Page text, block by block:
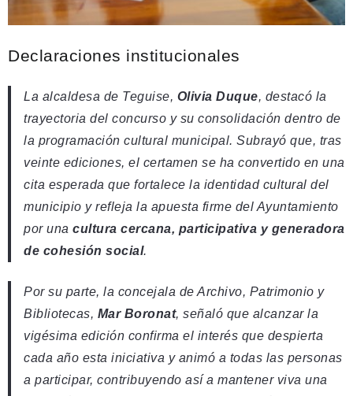
Declaraciones institucionales
La alcaldesa de Teguise, Olivia Duque, destacó la
trayectoria del concurso y su consolidación dentro de
la programación cultural municipal. Subrayó que, tras
veinte ediciones, el certamen se ha convertido en una
cita esperada que fortalece la identidad cultural del
municipio y refleja la apuesta firme del Ayuntamiento
por una cultura cercana, participativa y generadora
de cohesión social.
Por su parte, la concejala de Archivo, Patrimonio y
Bibliotecas, Mar Boronat, señaló que alcanzar la
vigésima edición confirma el interés que despierta
cada año esta iniciativa y animó a todas las personas
a participar, contribuyendo así a mantener viva una